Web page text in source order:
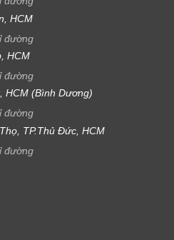
HCM
đường
HCM
đường
HCM (Bình Dương)
đường
TP.Thủ Đức, HCM
đường